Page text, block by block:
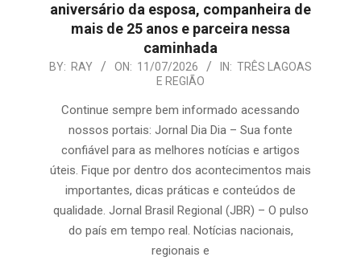
aniversário da esposa, companheira de
mais de 25 anos e parceira nessa
caminhada
2026-
BY: RAY ON: 11/07/2026 IN: TRÊS LAGOAS
E REGIÃO
Continue sempre bem informado acessando
nossos portais: Jornal Dia Dia – Sua fonte
confiável para as melhores notícias e artigos
úteis. Fique por dentro dos acontecimentos mais
importantes, dicas práticas e conteúdos de
qualidade. Jornal Brasil Regional (JBR) – O pulso
do país em tempo real. Notícias nacionais,
regionais e